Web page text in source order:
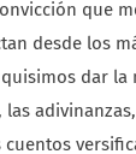
que
desde los
dar la
las